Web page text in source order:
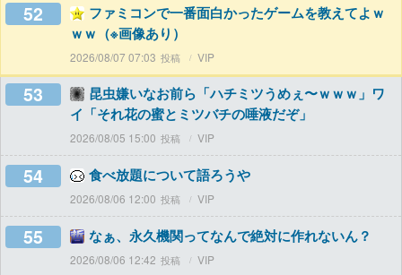
52
ファミコンで一番面白かったゲームを教えてよｗ
ｗｗ（※画像あり）
2026/08/07 07:03 VIP
53
昆虫嫌いなお前ら「ハチミツうめぇ〜ｗｗｗ」ワ
イ「それ花の蜜とミツバチの唾液だぞ」
2026/08/05 15:00 VIP
54 食べ放題について語ろうや
2026/08/06 12:00 VIP
55 なぁ、永久機関ってなんで絶対に作れないん？
2026/08/06 12:42 VIP